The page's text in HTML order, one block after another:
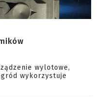
wylotowe,
wykorzystuje